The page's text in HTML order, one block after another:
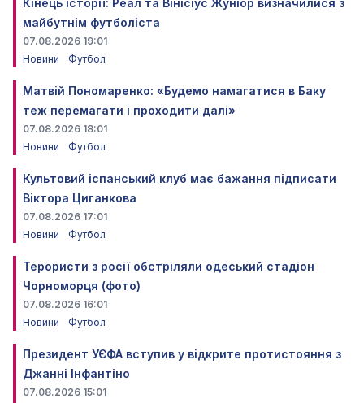
Кінець історії: Реал та Вінісіус Жуніор визначилися з
майбутнім футболіста
07.08.2026 19:01
Новини
Футбол
Матвій Пономаренко: «Будемо намагатися в Баку
теж перемагати і проходити далі»
07.08.2026 18:01
Новини
Футбол
Культовий іспанський клуб має бажання підписати
Віктора Циганкова
07.08.2026 17:01
Новини
Футбол
Терористи з росії обстріляли одеський стадіон
Чорноморця (фото)
07.08.2026 16:01
Новини
Футбол
Президент УЄФА вступив у відкрите протистояння з
Джанні Інфантіно
07.08.2026 15:01